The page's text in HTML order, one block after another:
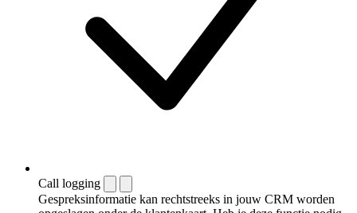
Call logging
Gespreksinformatie kan rechtstreeks in jouw CRM worden